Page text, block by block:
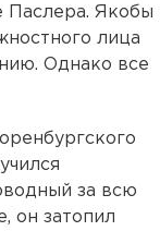
Паслера. Якобы
лица
Однако все
за всю
он затопил